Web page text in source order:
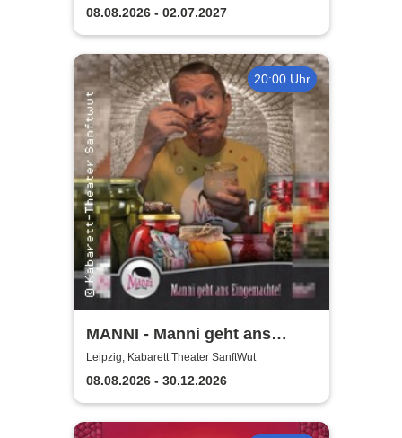
08.08.2026 - 02.07.2027
20:00 Uhr
MANNI - Manni geht ans
Eingemachte
Leipzig, Kabarett Theater SanftWut
08.08.2026 - 30.12.2026